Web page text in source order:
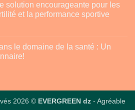
solution encourageante pour les
et la performance sportive
le domaine de la santé : Un
2026 © EVERGREEN dz - Agréable